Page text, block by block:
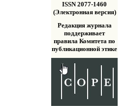
ISSN 2077-1460
(Электронная версия)
Редакция журнала
поддерживает
правила Комитета по
публикационной этике